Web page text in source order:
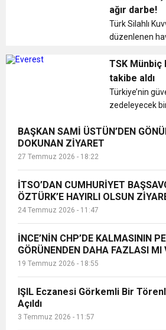
CUMHURİYET BAYRAMI MESAJI
KURUMLAR VERGİSİ ERTELENDİ
1:00 İTSO İŞ-KUR SGK TOPLANTI
CEYLANDERE’DE BAŞKAN
KARAÇAY’A SEVGİ SELİ
18:22 BAŞKAN SAMİ ÜSTÜN’DEN
GÖNÜLLERE DOKUNAN ZİYARET
belirtti. ...
ağır darbe!
Türk Silahlı
düzenlenen
teröristin
açıkladı....
TSK Münbiç
takibe aldı
Türkiye’nin
zedeleyecek
müdahale
BAŞKAN SAMİ ÜSTÜN’DEN
DOKUNAN ZİYARET
27 Temmuz 2026 - 18:22
İTSO’DAN CUMHURİYET
ÖZTÜRK’E HAYIRLI OLSUN
24 Temmuz 2026 - 11:47
İNCE’NİN CHP’DE KALMASININ
GÖRÜNENDEN DAHA FAZLASI MI
19 Temmuz 2026 - 18:55
IŞIL Eczanesi Görkemli Bir
Açıldı
3 Temmuz 2026 - 11:57